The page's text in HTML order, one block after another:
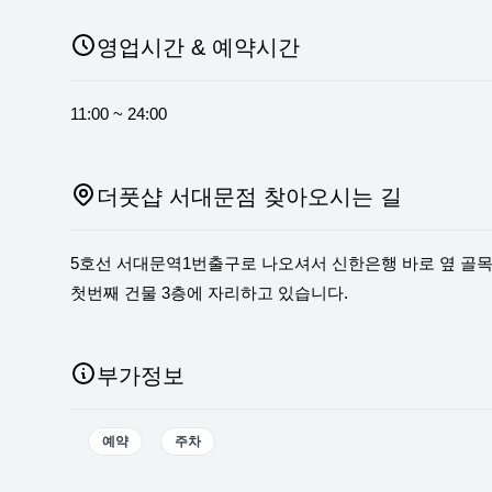
영업시간 & 예약시간
11:00 ~ 24:00
더풋샵 서대문점 찾아오시는 길
5호선 서대문역1번출구로 나오셔서 신한은행 바로 옆 골
첫번째 건물 3층에 자리하고 있습니다.
부가정보
예약 주차